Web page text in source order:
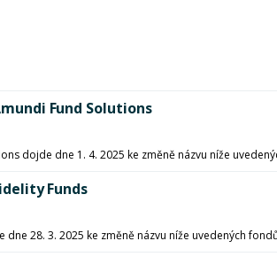
Fund Solutions
dojde dne 1. 4. 2025 ke změně názvu níže
Funds
28. 3. 2025 ke změně názvu níže uvedených